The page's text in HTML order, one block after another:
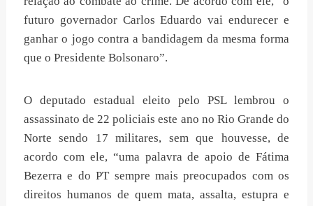
futuro governador Carlos Eduardo vai endurecer e
ganhar o jogo contra a bandidagem da mesma forma
que o Presidente Bolsonaro”.
O deputado estadual eleito pelo PSL lembrou o
assassinato de 22 policiais este ano no Rio Grande do
Norte sendo 17 militares, sem que houvesse, de
acordo com ele, “uma palavra de apoio de Fátima
Bezerra e do PT sempre mais preocupados com os
direitos humanos de quem mata, assalta, estupra e